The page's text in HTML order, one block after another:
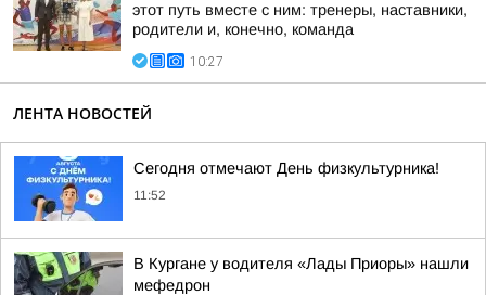
этот путь вместе с ним: тренеры, наставники,
родители и, конечно, команда
10:27
ЛЕНТА НОВОСТЕЙ
Сегодня отмечают День физкультурника!
11:52
В Кургане у водителя «Лады Приоры» нашли
мефедрон